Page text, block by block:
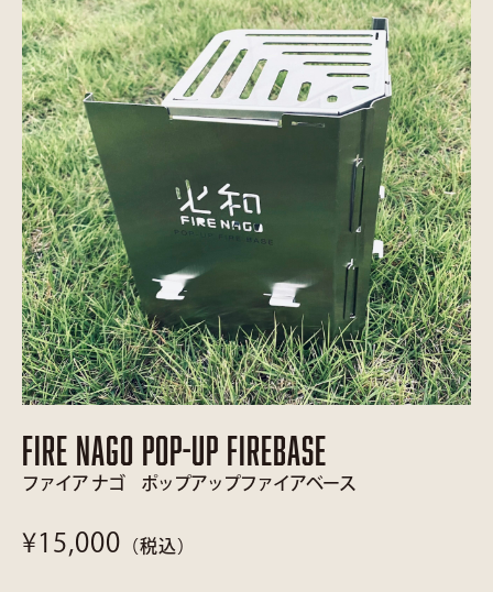
FIRE NAGO POP-UP FIREBASE
ファイア ナゴ ポップアップファイアベース
¥15,000 （税込）